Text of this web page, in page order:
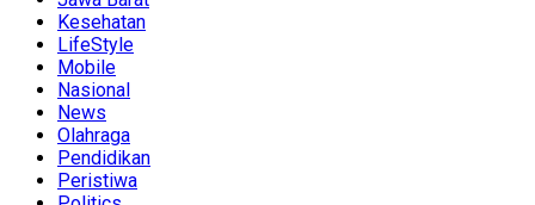
Kesehatan
LifeStyle
Mobile
Nasional
News
Olahraga
Pendidikan
Peristiwa